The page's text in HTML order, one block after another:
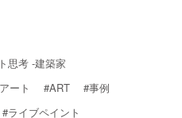
思考 -建築家
ート #ART
#事例
#ライブペイント